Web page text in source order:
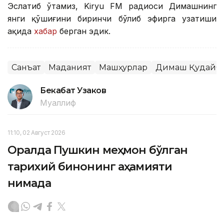
Эслатиб ўтамиз, Kiryu FM радиоси Димашнинг
янги қўшиғини биринчи бўлиб эфирга узатиши
ҳақида хабар берган эдик.
Санъат Маданият Машҳурлар Димаш
Бекабат Узаков
Муаллиф
11:10, 02 Август 2026
Оралда Пушкин меҳмон бўлган
тарихий бинонинг аҳамияти
нимада